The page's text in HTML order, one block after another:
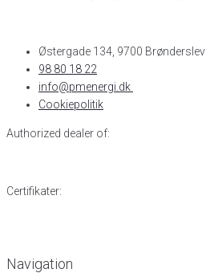
Østergade 134, 9700 Brønderslev​
98 80 18 22
info@pmenergi.dk​ ​
Cookiepolitik
Authorized dealer of:
Certifikater:
Navigation